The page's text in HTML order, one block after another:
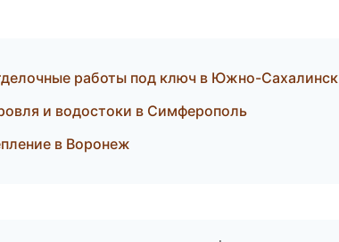
работы под ключ в Южно-Сахалинск
и водостоки в Симферополь
в Воронеж